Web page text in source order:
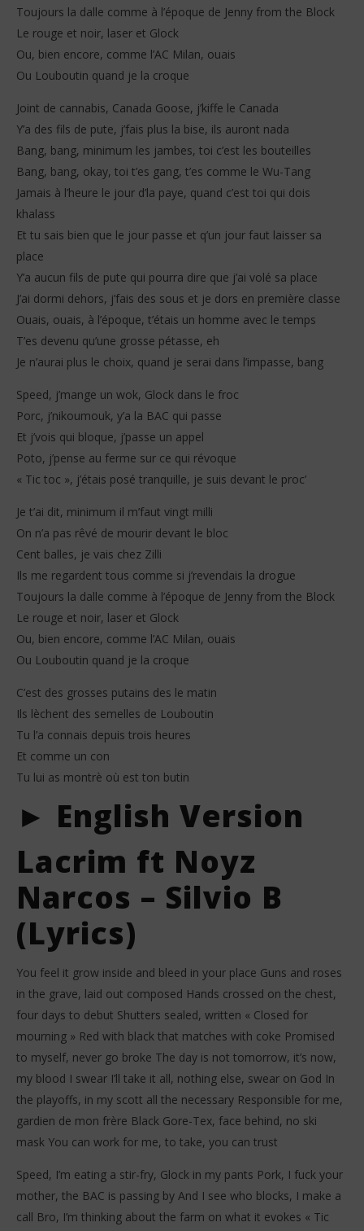
Toujours la dalle comme à l’époque de Jenny from the Block
Le rouge et noir, laser et Glock
Ou, bien encore, comme l’AC Milan, ouais
Ou Louboutin quand je la croque
Joint de cannabis, Canada Goose, j’kiffe le Canada
Y’a des fils de pute, j’fais plus la bise, ils auront nada
Bang, bang, minimum les jambes, toi c’est les bouteilles
Bang, bang, okay, toi t’es gang, t’es comme le Wu-Tang
Jamais à l’heure le jour d’la paye, quand c’est toi qui dois
khalass
Et tu sais bien que le jour passe et q’un jour faut laisser sa
place
Y’a aucun fils de pute qui pourra dire que j’ai volé sa place
J’ai dormi dehors, j’fais des sous et je dors en première classe
Ouais, ouais, à l’époque, t’étais un homme avec le temps
T’es devenu qu’une grosse pétasse, eh
Je n’aurai plus le choix, quand je serai dans l’impasse, bang
Speed, j’mange un wok, Glock dans le froc
Porc, j’nikoumouk, y’a la BAC qui passe
Et j’vois qui bloque, j’passe un appel
Poto, j’pense au ferme sur ce qui révoque
« Tic toc », j’étais posé tranquille, je suis devant le proc’
Je t’ai dit, minimum il m’faut vingt milli
On n’a pas rêvé de mourir devant le bloc
Cent balles, je vais chez Zilli
Ils me regardent tous comme si j’revendais la drogue
Toujours la dalle comme à l’époque de Jenny from the Block
Le rouge et noir, laser et Glock
Ou, bien encore, comme l’AC Milan, ouais
Ou Louboutin quand je la croque
C’est des grosses putains des le matin
Ils lèchent des semelles de Louboutin
Tu l’a connais depuis trois heures
Et comme un con
Tu lui as montrè où est ton butin
► English Version
Lacrim ft Noyz
Narcos – Silvio B
(Lyrics)
You feel it grow inside and bleed in your place Guns and roses
in the grave, laid out composed Hands crossed on the chest,
four days to debut Shutters sealed, written « Closed for
mourning » Red with black that matches with coke Promised
to myself, never go broke The day is not tomorrow, it’s now,
my blood I swear I’ll take it all, nothing else, swear on God In
the playoffs, in my scott all the necessary Responsible for me,
gardien de mon frère Black Gore-Tex, face behind, no ski
mask You can work for me, to take, you can trust
Speed, I’m eating a stir-fry, Glock in my pants Pork, I fuck your
mother, the BAC is passing by And I see who blocks, I make a
call Bro, I’m thinking about the farm on what it evokes « Tic